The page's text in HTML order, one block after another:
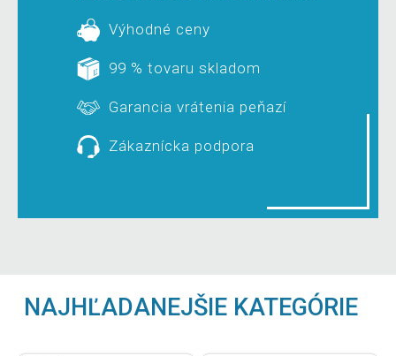
Výhodné ceny
99 % tovaru skladom
Garancia vrátenia peňazí
Zákaznícka podpora
NAJHĽADANEJŠIE KATEGÓRIE